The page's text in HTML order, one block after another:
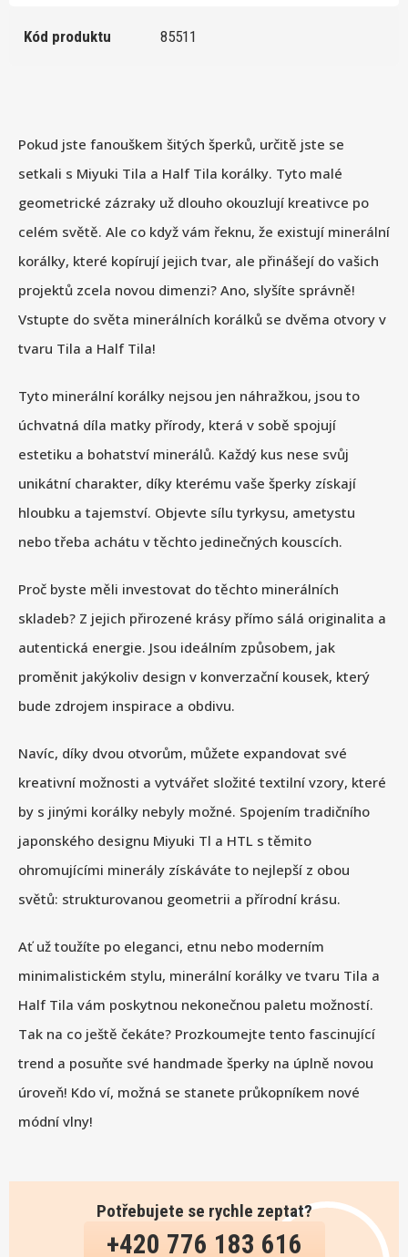
Pokud jste fanouškem šitých šperků, určitě jste se
setkali s Miyuki Tila a Half Tila korálky. Tyto malé
geometrické zázraky už dlouho okouzlují kreativce po
celém světě. Ale co když vám řeknu, že existují minerální
korálky, které kopírují jejich tvar, ale přinášejí do vašich
projektů zcela novou dimenzi? Ano, slyšíte správně!
Vstupte do světa minerálních korálků se dvěma otvory v
tvaru Tila a Half Tila!
Tyto minerální korálky nejsou jen náhražkou, jsou to
úchvatná díla matky přírody, která v sobě spojují
estetiku a bohatství minerálů. Každý kus nese svůj
unikátní charakter, díky kterému vaše šperky získají
hloubku a tajemství. Objevte sílu tyrkysu, ametystu
nebo třeba achátu v těchto jedinečných kouscích.
Proč byste měli investovat do těchto minerálních
skladeb? Z jejich přirozené krásy přímo sálá originalita a
autentická energie. Jsou ideálním způsobem, jak
proměnit jakýkoliv design v konverzační kousek, který
bude zdrojem inspirace a obdivu.
Navíc, díky dvou otvorům, můžete expandovat své
kreativní možnosti a vytvářet složité textilní vzory, které
by s jinými korálky nebyly možné. Spojením tradičního
japonského designu Miyuki Tl a HTL s těmito
ohromujícími minerály získáváte to nejlepší z obou
světů: strukturovanou geometrii a přírodní krásu.
Ať už toužíte po eleganci, etnu nebo moderním
minimalistickém stylu, minerální korálky ve tvaru Tila a
Half Tila vám poskytnou nekonečnou paletu možností.
Tak na co ještě čekáte? Prozkoumejte tento fascinující
trend a posuňte své handmade šperky na úplně novou
úroveň! Kdo ví, možná se stanete průkopníkem nové
módní vlny!
Potřebujete se rychle zeptat?
+420 776 183 616
Kód produktu 85511